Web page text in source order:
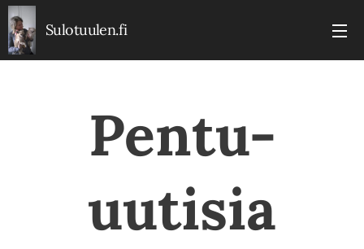
Sulotuulen.fi
Pentu-
uutisia